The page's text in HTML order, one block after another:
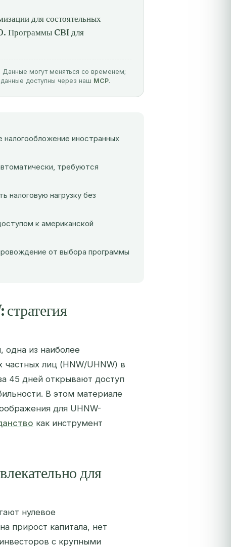
для состоятельных
Программы CBI для
Данные могут меняться со временем;
доступны через наш MCP.
иностранных
требуются
налоговую нагрузку без
к американской
от выбора программы
одна из наиболее
частных лиц (HNW/UHNW) в
45 дней открывают доступ
В этом материале
для UHNW-
как инструмент
для
нулевое
прирост капитала, нет
с крупными